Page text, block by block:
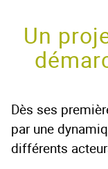
Un
Dès ses
par une
différents